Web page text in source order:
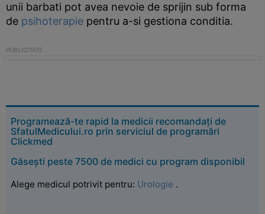
unii barbati pot avea nevoie de sprijin sub forma
de psihoterapie pentru a-si gestiona conditia.
Programează-te rapid la medicii recomandați de
SfatulMedicului.ro prin serviciul de programări
Clickmed
Găsești peste 7500 de medici cu program disponibil
Alege medicul potrivit pentru: Urologie .